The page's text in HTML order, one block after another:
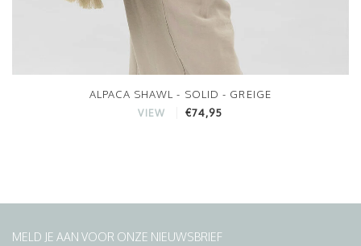
ALPACA SHAWL - SOLID - GREIGE
VIEW €74,95
MELD JE AAN VOOR ONZE NIEUWSBRIEF